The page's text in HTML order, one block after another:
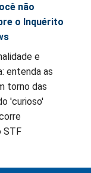
não
o Inquérito
e
entenda as
torno das
'curioso'
STF